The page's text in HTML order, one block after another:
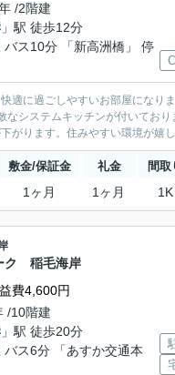
/2階建
」駅 徒歩12分
バス10分 「新高洲橋」 停
適に過ごしやすいお部屋になり
システムキッチンが付いてお
がります。住みやすい環境が嬉
敷金/保証金 礼金 間取
1ヶ月 1ヶ月 1K
ク 稲毛海岸
費4,600円
/10階建
」駅 徒歩20分
バス6分 「あすか交通本